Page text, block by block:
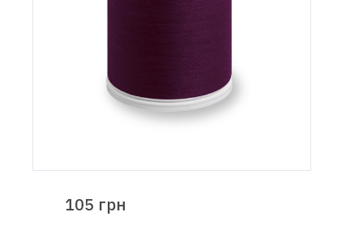
Гарантия
105 грн